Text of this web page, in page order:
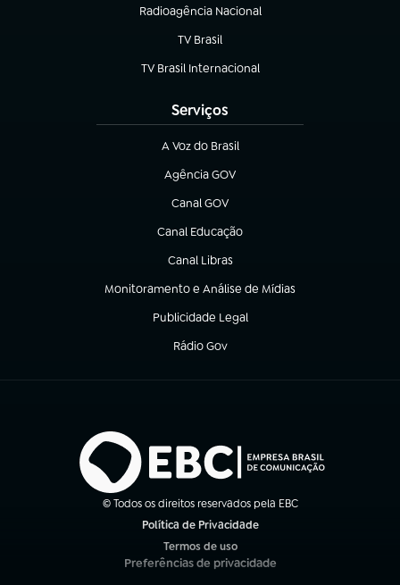
Radioagência Nacional
(abre em nova aba)
TV Brasil
(abre em nova aba)
TV Brasil Internacional
(abre em nova aba)
Serviços
A Voz do Brasil
(abre em nova aba)
Agência GOV
(abre em nova aba)
Canal GOV
(abre em nova aba)
Canal Educação
(abre em nova aba)
Canal Libras
(abre em nova aba)
Monitoramento e Análise de Mídias
(abre em nova aba)
Publicidade Legal
(abre em nova aba)
Rádio Gov
(abre em nova aba)
© Todos os direitos reservados pela EBC
Política de Privacidade
Termos de uso
(abre em nova aba)
Preferências de privacidade